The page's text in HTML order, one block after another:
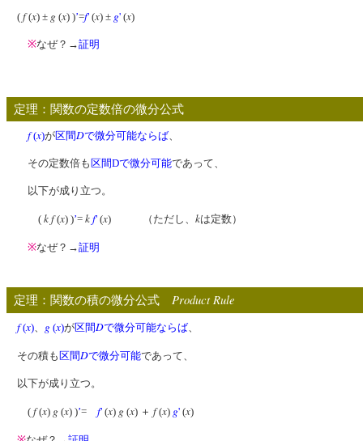
( f(x) ± g (x) )’=f' (x) ± g' (x)
※なぜ？→証明
定理：関数の定数倍の微分公式
f(x)が区間Dで微分可能ならば
その定数倍も 区間Dで微分可能であって、
以下が成り立つ。
( k f(x) )’= kf' (x) （ただし、 kは定数）
※なぜ？→証明
定理：関数の積の微分公式Product Rule
f(x) g (x)が区間Dで微分可能ならば
その積も区間Dで微分可能であって、
以下が成り立つ。
( f(x) g (x) )’= f' (x) g (x) ＋ f(x) g' (x)